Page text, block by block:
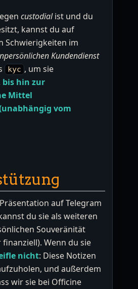
custodialist und du
kannst du auf
Schwierigkeiten im
Kundendienst
kyc , um sie
bis hin zur
Mittel
vom
auf Telegram
du sie als weiteren
Souveränität
Wenn du sie
nicht: Diese Notizen
und außerdem
wir sie bei Officine